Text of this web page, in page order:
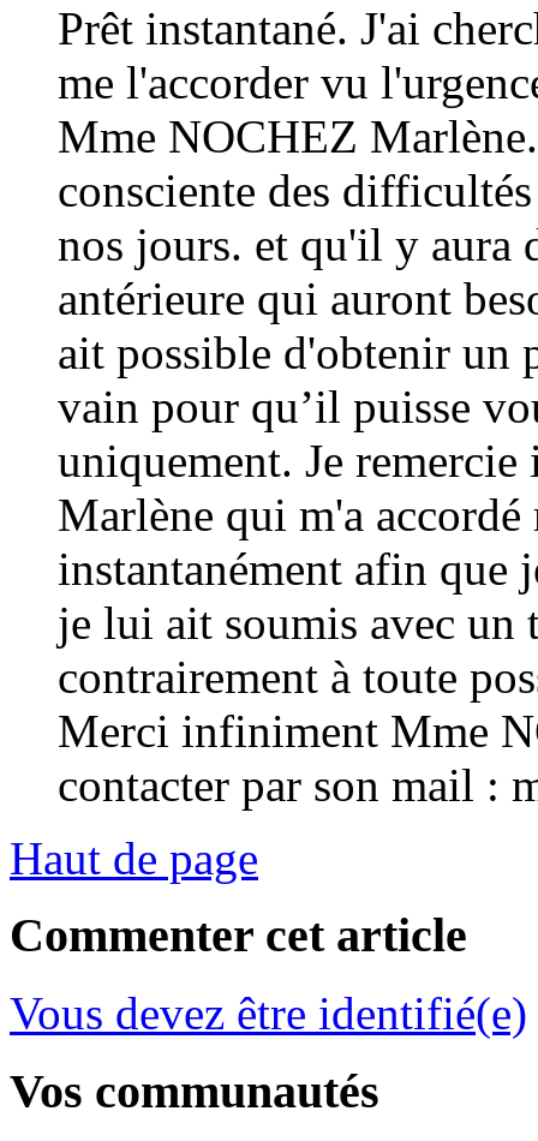
Prêt instantané. J'ai
me l'accorder vu
Mme NOCHEZ
consciente des
nos jours. et qu'il y aura
antérieure qui auront
ait possible d'obtenir un
vain pour qu’il puisse
uniquement. Je
Marlène qui m'a
instantanément afin que
je lui ait soumis avec un
contrairement à toute
Merci infiniment Mme
contacter par son mail :
Haut de page
Commenter cet article
Vous devez être identifié(e)
Vos communautés